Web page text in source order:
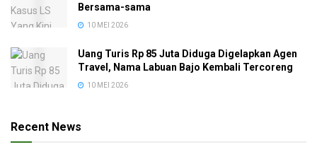
Bersama-sama
10 MEI 2026
Uang Turis Rp 85 Juta Diduga Digelapkan Agen
Travel, Nama Labuan Bajo Kembali Tercoreng
10 MEI 2026
Recent News